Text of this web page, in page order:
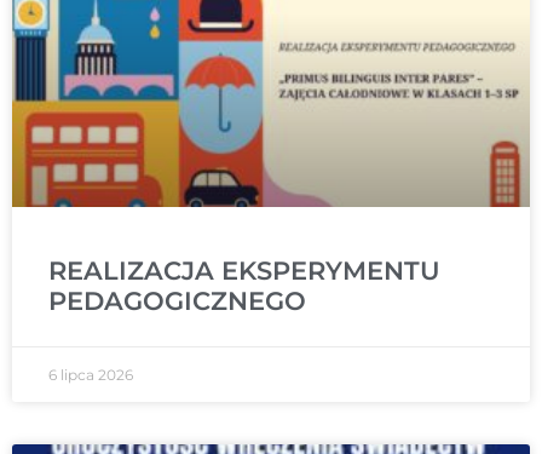
REALIZACJA EKSPERYMENTU
PEDAGOGICZNEGO
6 lipca 2026